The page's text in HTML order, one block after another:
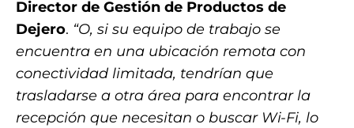
Director de Gestión de Productos de
Dejero. “O, si su equipo de trabajo se
encuentra en una ubicación remota con
conectividad limitada, tendrían que
trasladarse a otra área para encontrar la
recepción que necesitan o buscar Wi-Fi, lo